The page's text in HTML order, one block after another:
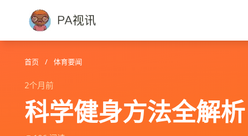
首页 / 体育要闻
2个月前
科学健身方法全解